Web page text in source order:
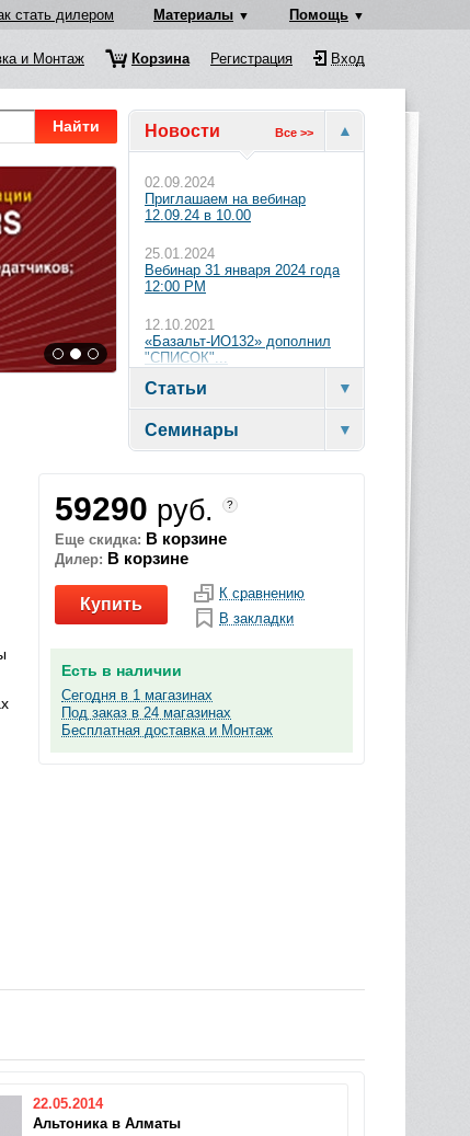
стать дилером Материалы Помощь
и Монтаж Корзина Регистрация Вход
Новости Все >>
02.09.2024
Приглашаем на вебинар
12.09.24 в 10.00
25.01.2024
Вебинар 31 января 2024 года
12:00 PM
12.10.2021
«Базальт-ИО132» дополнил
"СПИСОК"...
Статьи
Семинары
Найти
59290 руб. ?
Еще скидка: В корзине
Дилер: В корзине
Купить
К сравнению
В закладки
Есть в наличии
Сегодня в 1 магазинах
Под заказ в 24 магазинах
Бесплатная доставка и Монтаж
22.05.2014
Альтоника в Алматы